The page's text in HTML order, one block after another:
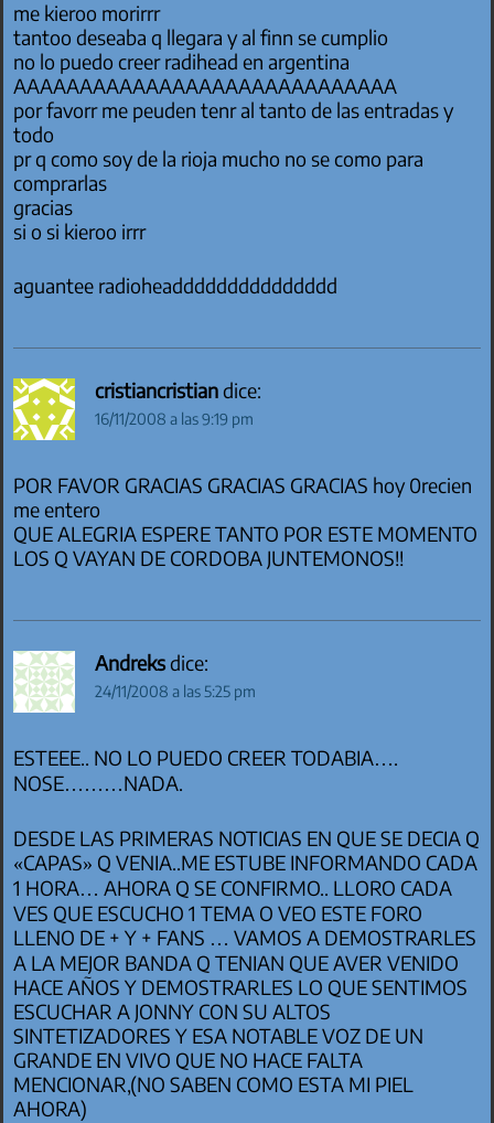
me kieroo morirrr
tantoo deseaba q llegara y al finn se cumplio
no lo puedo creer radihead en argentina
AAAAAAAAAAAAAAAAAAAAAAAAAAAAA
por favorr me peuden tenr al tanto de las entradas y
todo
pr q como soy de la rioja mucho no se como para
comprarlas
gracias
si o si kieroo irrr
aguantee radioheaddddddddddddddd
cristiancristiandice:
16/11/2008 a las 9:19 pm
POR FAVOR GRACIAS GRACIAS GRACIAS hoy 0recien
me entero
QUE ALEGRIA ESPERE TANTO POR ESTE MOMENTO
LOS Q VAYAN DE CORDOBA JUNTEMONOS!!
Andreksdice:
24/11/2008 a las 5:25 pm
ESTEEE.. NO LO PUEDO CREER TODABIA….
NOSE………NADA.
DESDE LAS PRIMERAS NOTICIAS EN QUE SE DECIA Q
«CAPAS» Q VENIA..ME ESTUBE INFORMANDO CADA
1 HORA… AHORA Q SE CONFIRMO.. LLORO CADA
VES QUE ESCUCHO 1 TEMA O VEO ESTE FORO
LLENO DE + Y + FANS … VAMOS A DEMOSTRARLES
A LA MEJOR BANDA Q TENIAN QUE AVER VENIDO
HACE AÑOS Y DEMOSTRARLES LO QUE SENTIMOS
ESCUCHAR A JONNY CON SU ALTOS
SINTETIZADORES Y ESA NOTABLE VOZ DE UN
GRANDE EN VIVO QUE NO HACE FALTA
MENCIONAR,(NO SABEN COMO ESTA MI PIEL
AHORA)